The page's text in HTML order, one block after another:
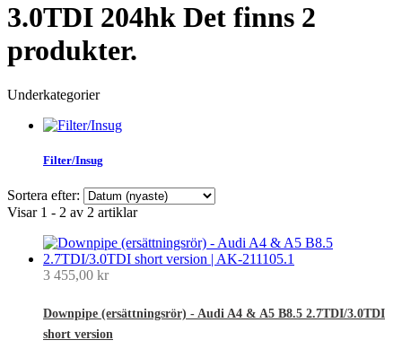
3.0TDI 204hk Det finns 2
produkter.
Underkategorier
Filter/Insug
Sortera efter:
Visar 1 - 2 av 2 artiklar
3 455,00 kr
Downpipe (ersättningsrör) - Audi A4 & A5 B8.5 2.7TDI/3.0TDI
short version